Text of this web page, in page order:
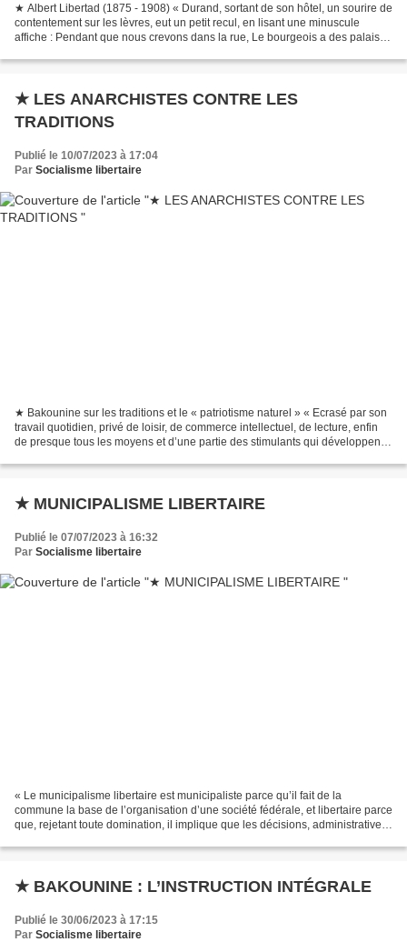
★ Albert Libertad (1875 - 1908) « Durand, sortant de son hôtel, un sourire de
contentement sur les lèvres, eut un petit recul, en lisant une minuscule
affiche : Pendant que nous crevons dans la rue, Le bourgeois a des palais
★ LES ANARCHISTES CONTRE LES
TRADITIONS
Publié le 10/07/2023 à 17:04
Par Socialisme libertaire
★ Bakounine sur les traditions et le « patriotisme naturel » « Ecrasé par son
travail quotidien, privé de loisir, de commerce intellectuel, de lecture, enfin
de presque tous les moyens et d’une partie des stimulants qui développent
★ MUNICIPALISME LIBERTAIRE
Publié le 07/07/2023 à 16:32
Par Socialisme libertaire
« Le municipalisme libertaire est municipaliste parce qu’il fait de la
commune la base de l’organisation d’une société fédérale, et libertaire parce
que, rejetant toute domination, il implique que les décisions, administratives
★ BAKOUNINE : L’INSTRUCTION INTÉGRALE
Publié le 30/06/2023 à 17:15
Par Socialisme libertaire